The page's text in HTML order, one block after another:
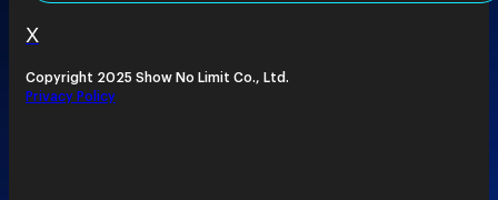
X
Copyright 2025 Show No Limit Co., Ltd.
Privacy Policy